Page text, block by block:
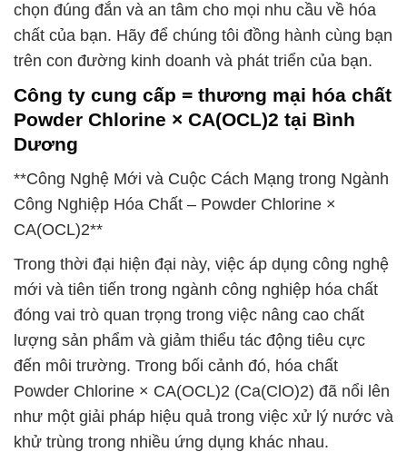
chọn đúng đắn và an tâm cho mọi nhu cầu về hóa
chất của bạn. Hãy để chúng tôi đồng hành cùng bạn
trên con đường kinh doanh và phát triển của bạn.
Công ty cung cấp = thương mại hóa chất
Powder Chlorine × CA(OCL)2 tại Bình
Dương
**Công Nghệ Mới và Cuộc Cách Mạng trong Ngành
Công Nghiệp Hóa Chất – Powder Chlorine ×
CA(OCL)2**
Trong thời đại hiện đại này, việc áp dụng công nghệ
mới và tiên tiến trong ngành công nghiệp hóa chất
đóng vai trò quan trọng trong việc nâng cao chất
lượng sản phẩm và giảm thiểu tác động tiêu cực
đến môi trường. Trong bối cảnh đó, hóa chất
Powder Chlorine × CA(OCL)2 (Ca(ClO)2) đã nổi lên
như một giải pháp hiệu quả trong việc xử lý nước và
khử trùng trong nhiều ứng dụng khác nhau.